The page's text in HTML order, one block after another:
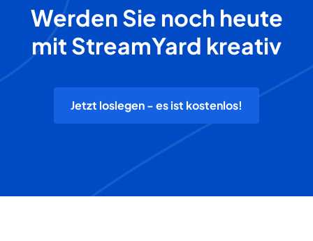
Werden Sie noch heute
mit StreamYard kreativ
Jetzt loslegen - es ist kostenlos!